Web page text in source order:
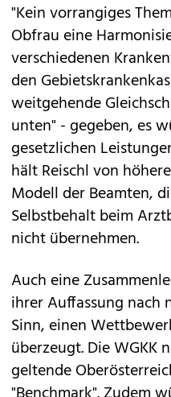
"Kein vorrangiges
Obfrau eine
verschiedenen
den
weitgehende
unten" - gegeben, es
gesetzlichen
hält Reischl von
Modell der Beamten,
Selbstbehalt beim
nicht übernehmen.
Auch eine
ihrer Auffassung nach
Sinn, einen
überzeugt. Die WGKK
geltende